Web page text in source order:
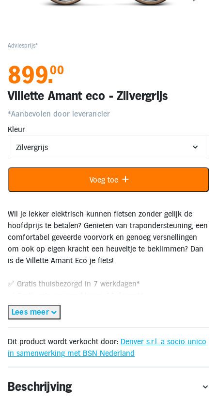
Kids en Baby
Persoonlijke verzorging
Onderweg en Reizen
Sport, Spel en Bewegen
Mijn
account
Inloggen
Toegankelijkheid
Verbeter
de
leesbaarheid
door
te
Villette Amant eco - Zilvergrijs
*Aanbevolen door leverancier
Kleur
899.00
Adviesprijs*
Voeg toe
Wil je lekker elektrisch kunnen fietsen zonder gelijk de
hoofdprijs te betalen? Genieten van trapondersteuning, een
comfortabel geveerde voorvork en genoeg versnellingen
om ook op eigen kracht een heuveltje te beklimmen? Dan
is de Villette Amant Eco je fiets!
✅ Gratis thuisbezorgd in 7 werkdagen*
🔔 OP = OP
* Gratis thuisbezorging geldt alleen binnen Nederland en Vlaanderen. Bestellen
** Retourneren kan alleen wanneer het product voldoet aan de
retourvoorwaarden. Je vindt dezehier .
Lees meer
Dit product wordt verkocht door: Denver s.r.l. a socio unico
in samenwerking met BSN Nederland
Beschrijving